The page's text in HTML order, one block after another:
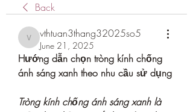
Back
vthtuan3thang32025so5
vthtuan3thang32025so5
June 21, 2025
Hướng dẫn chọn tròng kính chống
ánh sáng xanh theo nhu cầu sử dụng
Tròng kính chống ánh sáng xanh là